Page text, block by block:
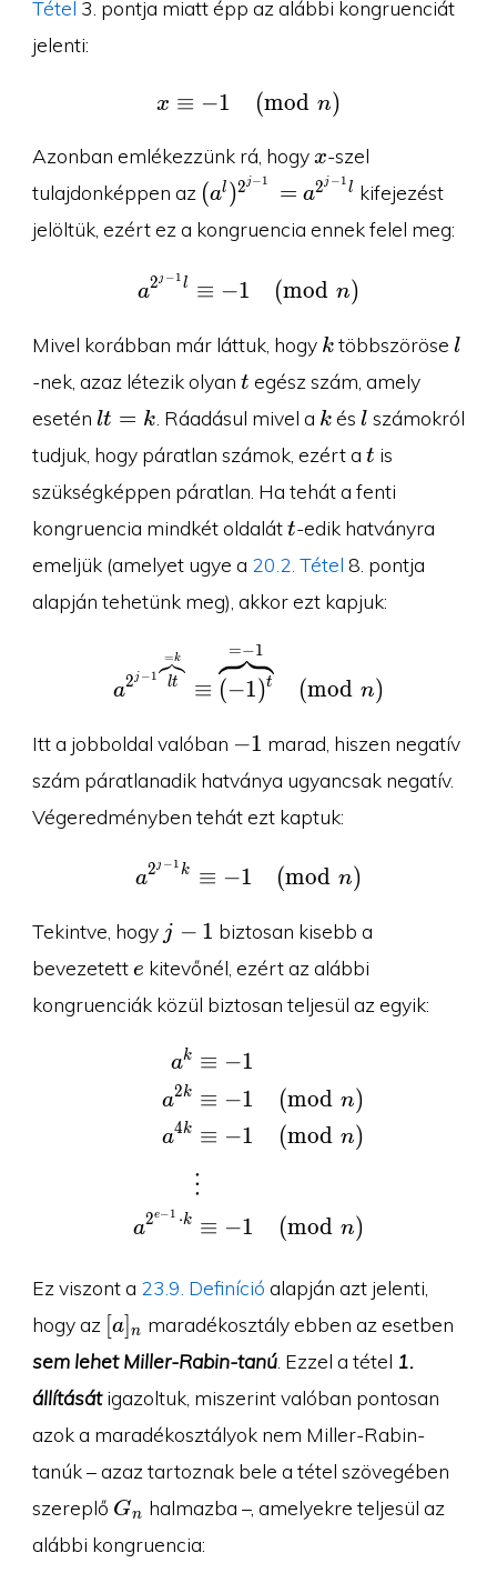
Tétel 3. pontja miatt épp az alábbi kongruenciát
jelenti:
x\equiv -1\pmod n
x ≡ −1 (mod n)
Azonban emlékezzünk rá, hogy x
x-szel
tulajdonképpen az (a^l)^{2^{j-
1}}=a^{2^{j-
1}l}
(al )2 j −1 = a2j −1l kifejezést
jelöltük, ezért ez a kongruencia ennek felel meg:
a^{2^{j-1}l} \equiv -
a2 j −1l ≡ −1 (mod n)
Mivel korábban már láttuk, hogy k
k többszörösel
l
-nek, azaz létezik olyan t
t egész szám, amely
esetén lt=k
lt = k . Ráadásul mivel a k
k ésl
l számokról
tudjuk, hogy páratlan számok, ezért a t
t is
szükségképpen páratlan. Ha tehát a fenti
kongruencia mindkét oldalátt
t-edik hatványra
emeljük (amelyet ugye a 20.2. Tétel 8. pontja
alapján tehetünk meg), akkor ezt kapjuk:
a^{2^{j-
a2j −1 lt
=k
≡ (−1)t
=−1
(mod n)
Itt a jobboldal valóban -1
−1 marad, hiszen negatív
szám páratlanadik hatványa ugyancsak negatív.
Végeredményben tehát ezt kaptuk:
a^{2^{j-1}k} \equiv -
a2 j −1k ≡ −1 (mod n)
Tekintve, hogy j-
j − 1 biztosan kisebb a
bevezetett e
e kitevőnél, ezért az alábbi
kongruenciák közül biztosan teljesül az egyik:
ak
a2k
a4k
a2e−1 ⋅k
≡ −1
≡ −1 (mod n)
≡ −1 (mod n)
⋮
≡ −1 (mod n)
Ez viszont a 23.9. Definíció alapján azt jelenti,
hogy az [a]_n
[a] n maradékosztály ebben az esetben
sem lehet Miller-Rabin-tanú. Ezzel a tétel 1.
állításátigazoltuk, miszerint valóban pontosan
azok a maradékosztályok nem Miller-Rabin-
tanúk – azaz tartoznak bele a tétel szövegében
szereplő G_n
Gn halmazba –, amelyekre teljesül az
alábbi kongruencia: